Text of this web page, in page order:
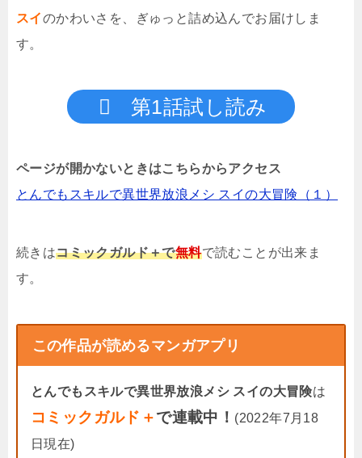
スイのかわいさを、ぎゅっと詰め込んでお届けしま
す。
第1話試し読み
ページが開かないときはこちらからアクセス
とんでもスキルで異世界放浪メシ スイの大冒険（１）
続きはコミックガルド＋で無料で読むことが出来ま
す。
この作品が読めるマンガアプリ
とんでもスキルで異世界放浪メシ スイの大冒険は
コミックガルド＋で連載中！ (2022年7月18
日現在)